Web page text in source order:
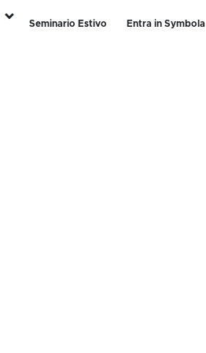
Seminario Estivo
Entra in Symbola